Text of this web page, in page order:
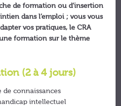
de formation ou d’insertion
dans l’emploi ; vous vous
vos pratiques, le CRA
formation sur le thème
(2 à 4 jours)
de connaissances
intellectuel